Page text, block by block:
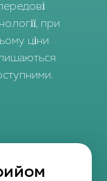
при
ціни